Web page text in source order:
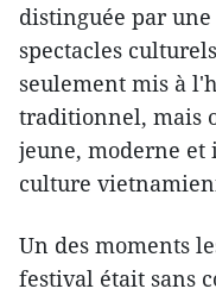
distinguée par
spectacles
seulement mis à
traditionnel, mais
jeune, moderne et
culture
Un des moments
festival était sans